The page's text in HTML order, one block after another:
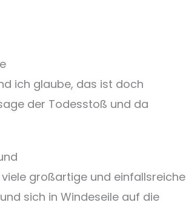
ich glaube, das ist doch
der Todesstoß und da
großartige und einfallsreiche
sich in Windeseile auf die